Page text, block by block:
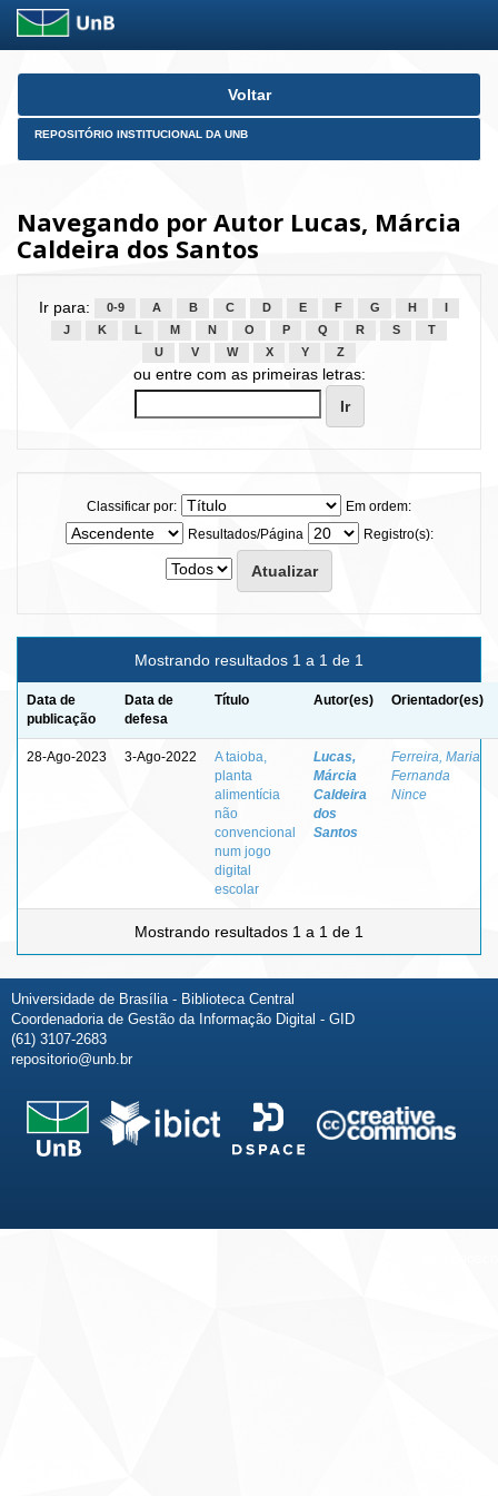
Skip
Voltar
REPOSITÓRIO INSTITUCIONAL DA UNB
Navegando por Autor Lucas, Márcia
Caldeira dos Santos
Ir para: 0-9 A B C D E F G H
J
K L M N O P Q R S
T
U
V W X Y Z
ou entre com as primeiras letras:
Classificar por:
Em ordem:
Resultados/Página
Registro(s):
Mostrando resultados 1 a 1 de 1
Data de
publicação
Data de
defesa
Título Autor(es) Orientador(es)
28-Ago-2023 3-Ago-2022
A taioba,
planta
alimentícia
não
convencional
num jogo
digital
escolar
Lucas,
Márcia
Caldeira
dos
Santos
Ferreira, Maria
Fernanda
Nince
Mostrando resultados 1 a 1 de 1
Universidade de Brasília - Biblioteca Central
Coordenadoria de Gestão da Informação Digital - GID
(61) 3107-2683
repositorio@unb.br